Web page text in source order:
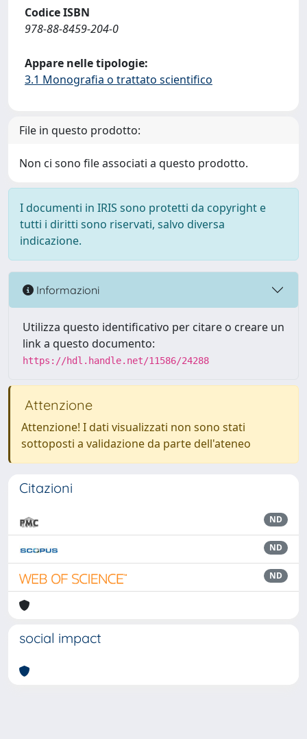
Codice ISBN
978-88-8459-204-0
Appare nelle tipologie:
3.1 Monografia o trattato scientifico
File in questo prodotto:
Non ci sono file associati a questo prodotto.
I documenti in IRIS sono protetti da copyright e
tutti i diritti sono riservati, salvo diversa
indicazione.
Informazioni
Utilizza questo identificativo per citare o creare un
link a questo documento:
https://hdl.handle.net/11586/24288
Attenzione
Attenzione! I dati visualizzati non sono stati
sottoposti a validazione da parte dell'ateneo
Citazioni
ND
ND
ND
social impact